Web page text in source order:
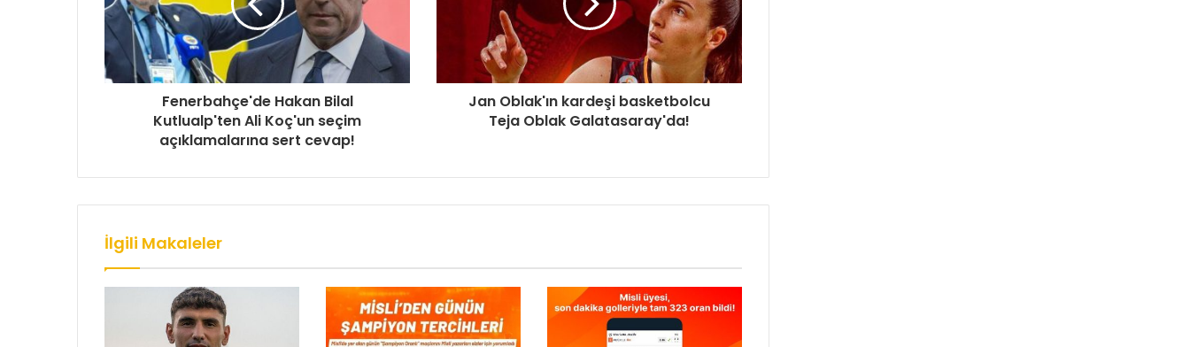
Fenerbahçe'de Hakan Bilal
Kutlualp'ten Ali Koç'un seçim
açıklamalarına sert cevap!
Jan Oblak'ın kardeşi basketbolcu
Teja Oblak Galatasaray'da!
İlgili Makaleler